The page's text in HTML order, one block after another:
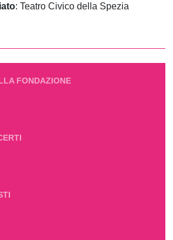
: Teatro Civico della Spezia
FONDAZIONE